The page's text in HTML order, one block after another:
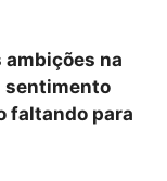
na
sentimento
faltando para